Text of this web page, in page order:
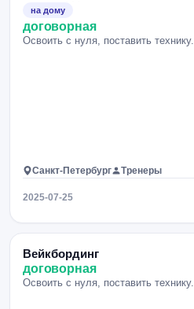
на дому
договорная
Освоить с нуля, поставить технику.
Санкт-Петербург Тренеры
2025-07-25
Вейкбординг
договорная
Освоить с нуля, поставить технику.